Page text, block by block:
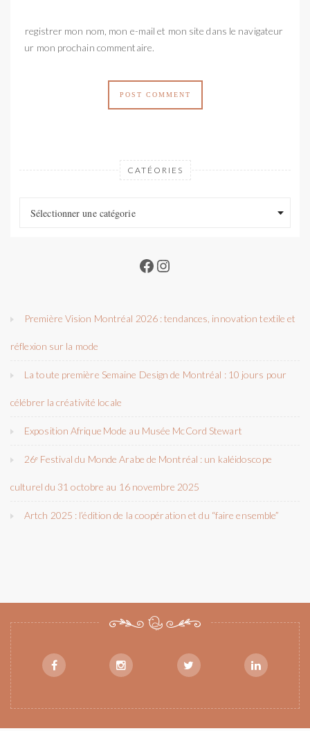
Enregistrer mon nom, mon e-mail et mon site dans le navigateur
pour mon prochain commentaire.
CATÉORIES
Sélectionner une catégorie
Facebook
Instagram
Première Vision Montréal 2026 : tendances, innovation textile et
réflexion sur la mode
La toute première Semaine Design de Montréal : 10 jours pour
célébrer la créativité locale
Exposition Afrique Mode au Musée McCord Stewart
26ᵉ Festival du Monde Arabe de Montréal : un kaléidoscope
culturel du 31 octobre au 16 novembre 2025
Artch 2025 : l’édition de la coopération et du “faire ensemble”